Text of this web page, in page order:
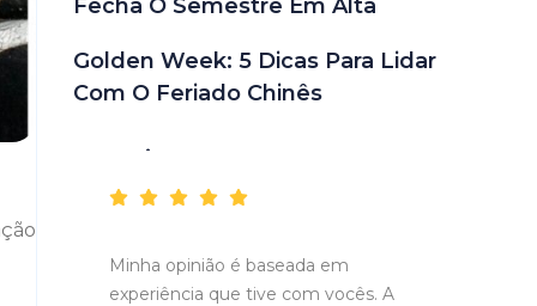
Fecha O Semestre Em Alta
Golden Week: 5 Dicas Para Lidar
Com O Feriado Chinês
Depoimentos
Minha opinião é baseada em
experiência que tive com vocês. A